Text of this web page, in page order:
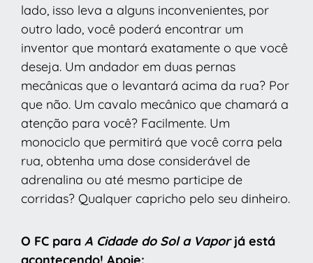
lado, isso leva a alguns inconvenientes, por
outro lado, você poderá encontrar um
inventor que montará exatamente o que você
deseja. Um andador em duas pernas
mecânicas que o levantará acima da rua? Por
que não. Um cavalo mecânico que chamará a
atenção para você? Facilmente. Um
monociclo que permitirá que você corra pela
rua, obtenha uma dose considerável de
adrenalina ou até mesmo participe de
corridas? Qualquer capricho pelo seu dinheiro.
O FC para A Cidade do Sol a Vaporjá está